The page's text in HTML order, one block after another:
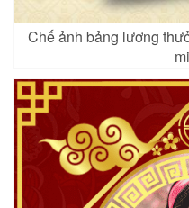
Chế ảnh bảng lương